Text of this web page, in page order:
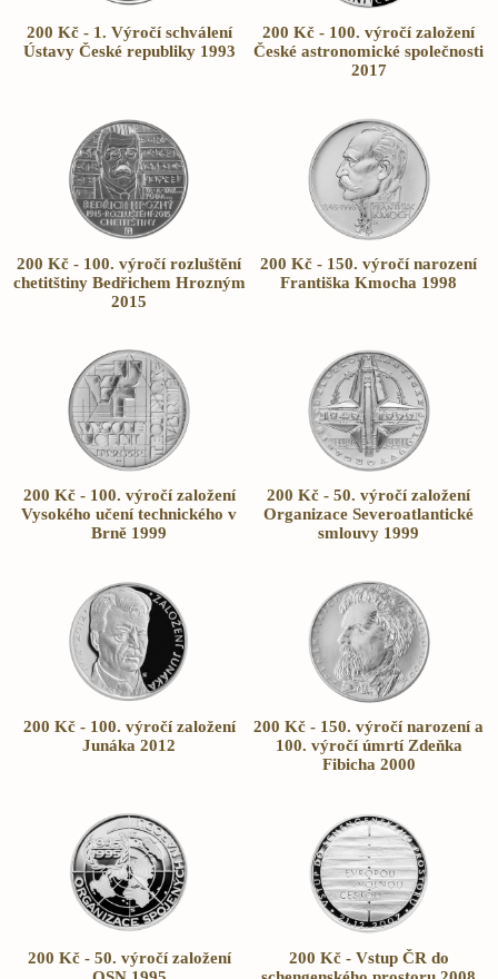
200 Kč - 1. Výročí schválení
Ústavy České republiky 1993
200 Kč - 100. výročí založení
České astronomické společnosti
2017
200 Kč - 100. výročí rozluštění
chetitštiny Bedřichem Hrozným
2015
200 Kč - 150. výročí narození
Františka Kmocha 1998
200 Kč - 100. výročí založení
Vysokého učení technického v
Brně 1999
200 Kč - 50. výročí založení
Organizace Severoatlantické
smlouvy 1999
200 Kč - 100. výročí založení
Junáka 2012
200 Kč - 150. výročí narození a
100. výročí úmrtí Zdeňka
Fibicha 2000
200 Kč - 50. výročí založení
200 Kč - Vstup ČR do